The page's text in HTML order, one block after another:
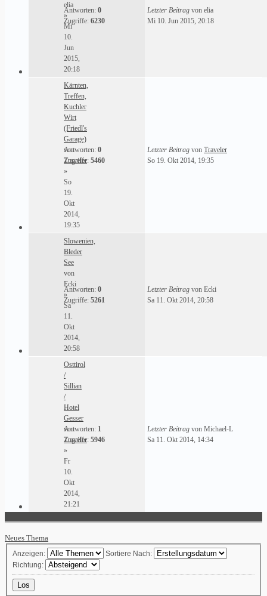
elia
»
Mi
10.
Jun
2015,
20:18
Antworten: 0
Zugriffe: 6230
Letzter Beitrag von elia
Mi 10. Jun 2015, 20:18
Kärnten,
Treffen,
Kuchler
Wirt
(Friedl's
Garage)
von
Traveler
»
So
19.
Okt
2014,
19:35
Antworten: 0
Zugriffe: 5460
Letzter Beitrag von Traveler
So 19. Okt 2014, 19:35
Slowenien,
Bleder
See
von
Ecki
»
Sa
11.
Okt
2014,
20:58
Antworten: 0
Zugriffe: 5261
Letzter Beitrag von Ecki
Sa 11. Okt 2014, 20:58
Osttirol
/
Sillian
/
Hotel
Gesser
von
Traveler
»
Fr
10.
Okt
2014,
21:21
Antworten: 1
Zugriffe: 5946
Letzter Beitrag von Michael-L
Sa 11. Okt 2014, 14:34
Neues Thema
Anzeigen:
Sortiere Nach:
Richtung: